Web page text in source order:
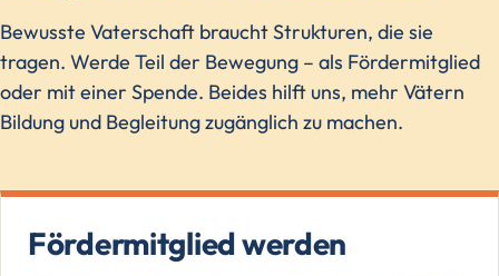
Bewusste Vaterschaft braucht Strukturen, die sie
tragen. Werde Teil der Bewegung – als Fördermitglied
oder mit einer Spende. Beides hilft uns, mehr Vätern
Bildung und Begleitung zugänglich zu machen.
Fördermitglied werden